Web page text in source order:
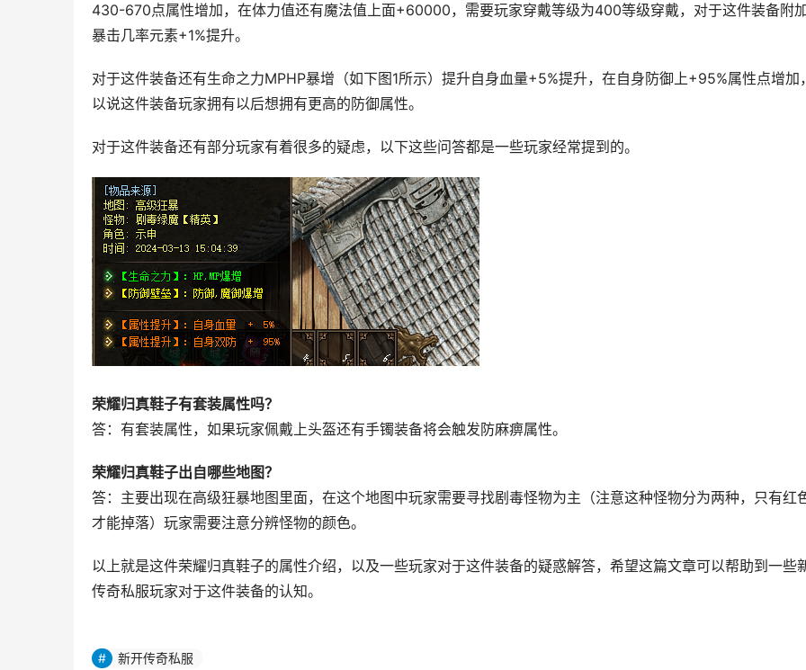
430-670点属性增加，在体力值还有魔法值上面+60000，需要玩家穿戴等级为400等级穿戴，对于这件装备附
暴击几率元素+1%提升。
对于这件装备还有生命之力MPHP暴增（如下图1所示）提升自身血量+5%提升，在自身防御上+95%属性点增加
以说这件装备玩家拥有以后想拥有更高的防御属性。
对于这件装备还有部分玩家有着很多的疑虑，以下这些问答都是一些玩家经常提到的。
荣耀归真鞋子有套装属性吗？
答：有套装属性，如果玩家佩戴上头盔还有手镯装备将会触发防麻痹属性。
荣耀归真鞋子出自哪些地图？
答：主要出现在高级狂暴地图里面，在这个地图中玩家需要寻找剧毒怪物为主（注意这种怪物分为两种，只有红
才能掉落）玩家需要注意分辨怪物的颜色。
以上就是这件荣耀归真鞋子的属性介绍，以及一些玩家对于这件装备的疑惑解答，希望这篇文章可以帮助到一些
传奇私服玩家对于这件装备的认知。
新开传奇私服